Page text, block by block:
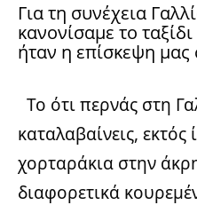
Για τη συνέχεια
κανονίσαμε το
ήταν η επίσκεψη
Το ότι περνάς στη
καταλαβαίνεις,
χορταράκια στην
διαφορετικά